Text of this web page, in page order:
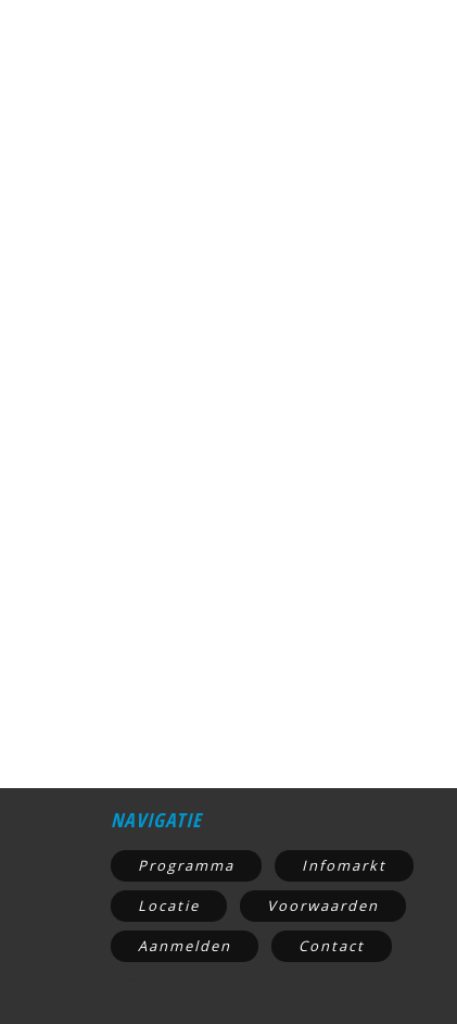
NAVIGATIE
Programma Infomarkt
Locatie Voorwaarden
Aanmelden Contact